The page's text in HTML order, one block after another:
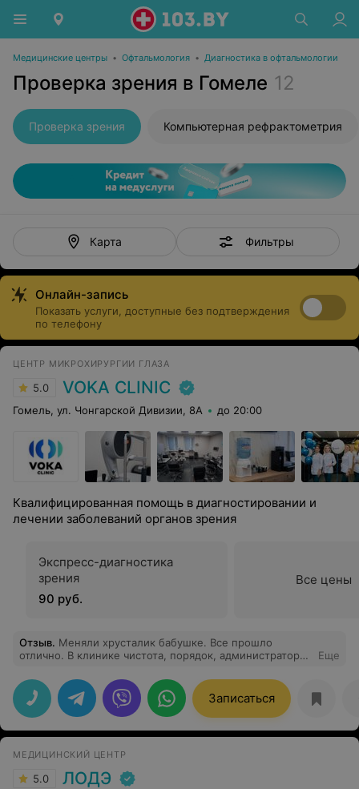
Медицинские центры • Офтальмология • Диагностика в офтальмологии
Проверка зрения в Гомеле 12
Проверка зрения Компьютерная рефрактометрия
Карта Фильтры
Онлайн-запись
Показать услуги, доступные без подтверждения
по телефону
ЦЕНТР МИКРОХИРУРГИИ ГЛАЗА
5.0 VOKA CLINIC
Гомель, ул. Чонгарской Дивизии, 8А до 20:00
Квалифицированная помощь в диагностировании и
лечении заболеваний органов зрения
Экспресс-диагностика
зрения
90 руб.
Все цены
Отзыв. Меняли хрусталик бабушке. Все прошло
отлично. В клинике чистота, порядок, администраторы
видит хорошо.
Еще
Записаться
МЕДИЦИНСКИЙ ЦЕНТР
5.0 ЛОДЭ